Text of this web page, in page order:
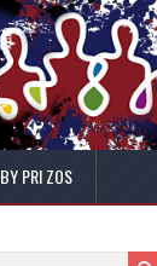
PRI ZOS